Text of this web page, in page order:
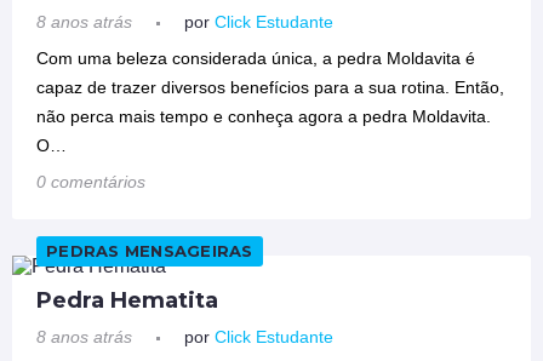
8 anos atrás por Click Estudante
Com uma beleza considerada única, a pedra Moldavita é
capaz de trazer diversos benefícios para a sua rotina. Então,
não perca mais tempo e conheça agora a pedra Moldavita.
O…
0 comentários
PEDRAS MENSAGEIRAS
Pedra Hematita
8 anos atrás por Click Estudante